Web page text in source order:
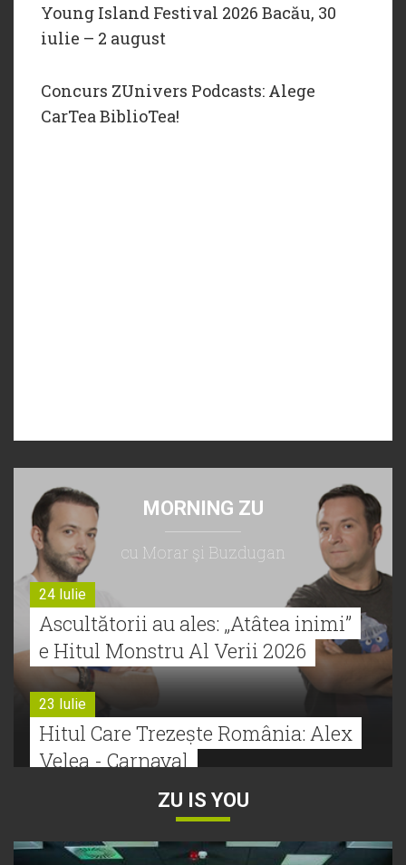
Young Island Festival 2026 Bacău, 30
iulie – 2 august
Concurs ZUnivers Podcasts: Alege
CarTea BiblioTea!
MORNING ZU
cu Morar şi Buzdugan
24 Iulie
Ascultătorii au ales: „Atâtea inimi”
e Hitul Monstru Al Verii 2026
23 Iulie
Hitul Care Trezește România: Alex
Velea - Carnaval
Bătălie strânsă la Hitul Monstru Al
ZU IS YOU